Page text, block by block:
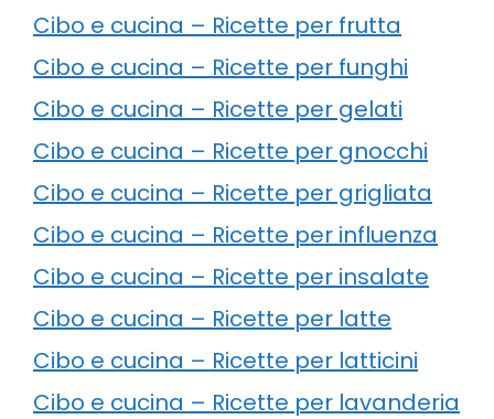
Cibo e cucina – Ricette per frutta
Cibo e cucina – Ricette per funghi
Cibo e cucina – Ricette per gelati
Cibo e cucina – Ricette per gnocchi
Cibo e cucina – Ricette per grigliata
Cibo e cucina – Ricette per influenza
Cibo e cucina – Ricette per insalate
Cibo e cucina – Ricette per latte
Cibo e cucina – Ricette per latticini
Cibo e cucina – Ricette per lavanderia